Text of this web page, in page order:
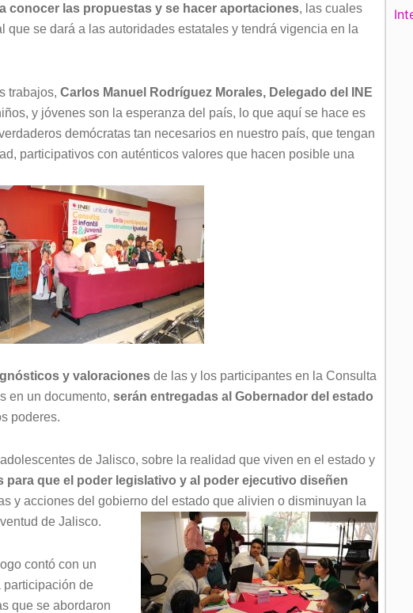
conocer las propuestas y se hacer aportaciones, las cuales
que se dará a las autoridades estatales y tendrá vigencia en la
trabajos, Carlos Manuel Rodríguez Morales, Delegado del INE
y jóvenes son la esperanza del país, lo que aquí se hace es
demócratas tan necesarios en nuestro país, que tengan
participativos con auténticos valores que hacen posible una
y valoraciones de las y los participantes en la Consulta
en un documento, serán entregadas al Gobernador del estado
poderes.
de Jalisco, sobre la realidad que viven en el estado y
para que el poder legislativo y al poder ejecutivo diseñen
y acciones del gobierno del estado que alivien o disminuyan la
de Jalisco.
contó con un
participación de
que se abordaron